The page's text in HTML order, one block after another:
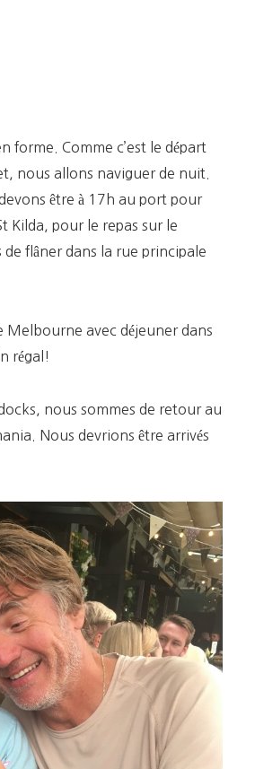
forme. Comme c’est le départ
nous allons naviguer de nuit.
être à 17h au port pour
Kilda, pour le repas sur le
flâner dans la rue principale
Melbourne avec déjeuner dans
régal!
nous sommes de retour au
Nous devrions être arrivés